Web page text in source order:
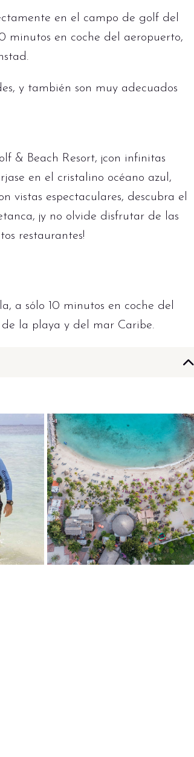
en el campo de golf del
minutos en coche del aeropuerto,
y también son muy adecuados
& Beach Resort, ¡con infinitas
en el cristalino océano azul,
vistas espectaculares, descubra el
¡y no olvide disfrutar de las
restaurantes!
a sólo 10 minutos en coche del
la playa y del mar Caribe.
la playa, con hermosos arrecifes
Si es usted principiante,
inmersión de descubrimiento o
experimentado, realice una
equipo de buceo con nosotros o
Los arrecifes de coral son uno de
como equipo de snorkel y